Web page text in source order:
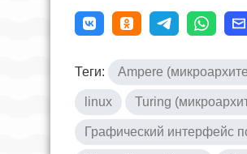
Теги: Ampere
linux Turing
Графический интерфейс